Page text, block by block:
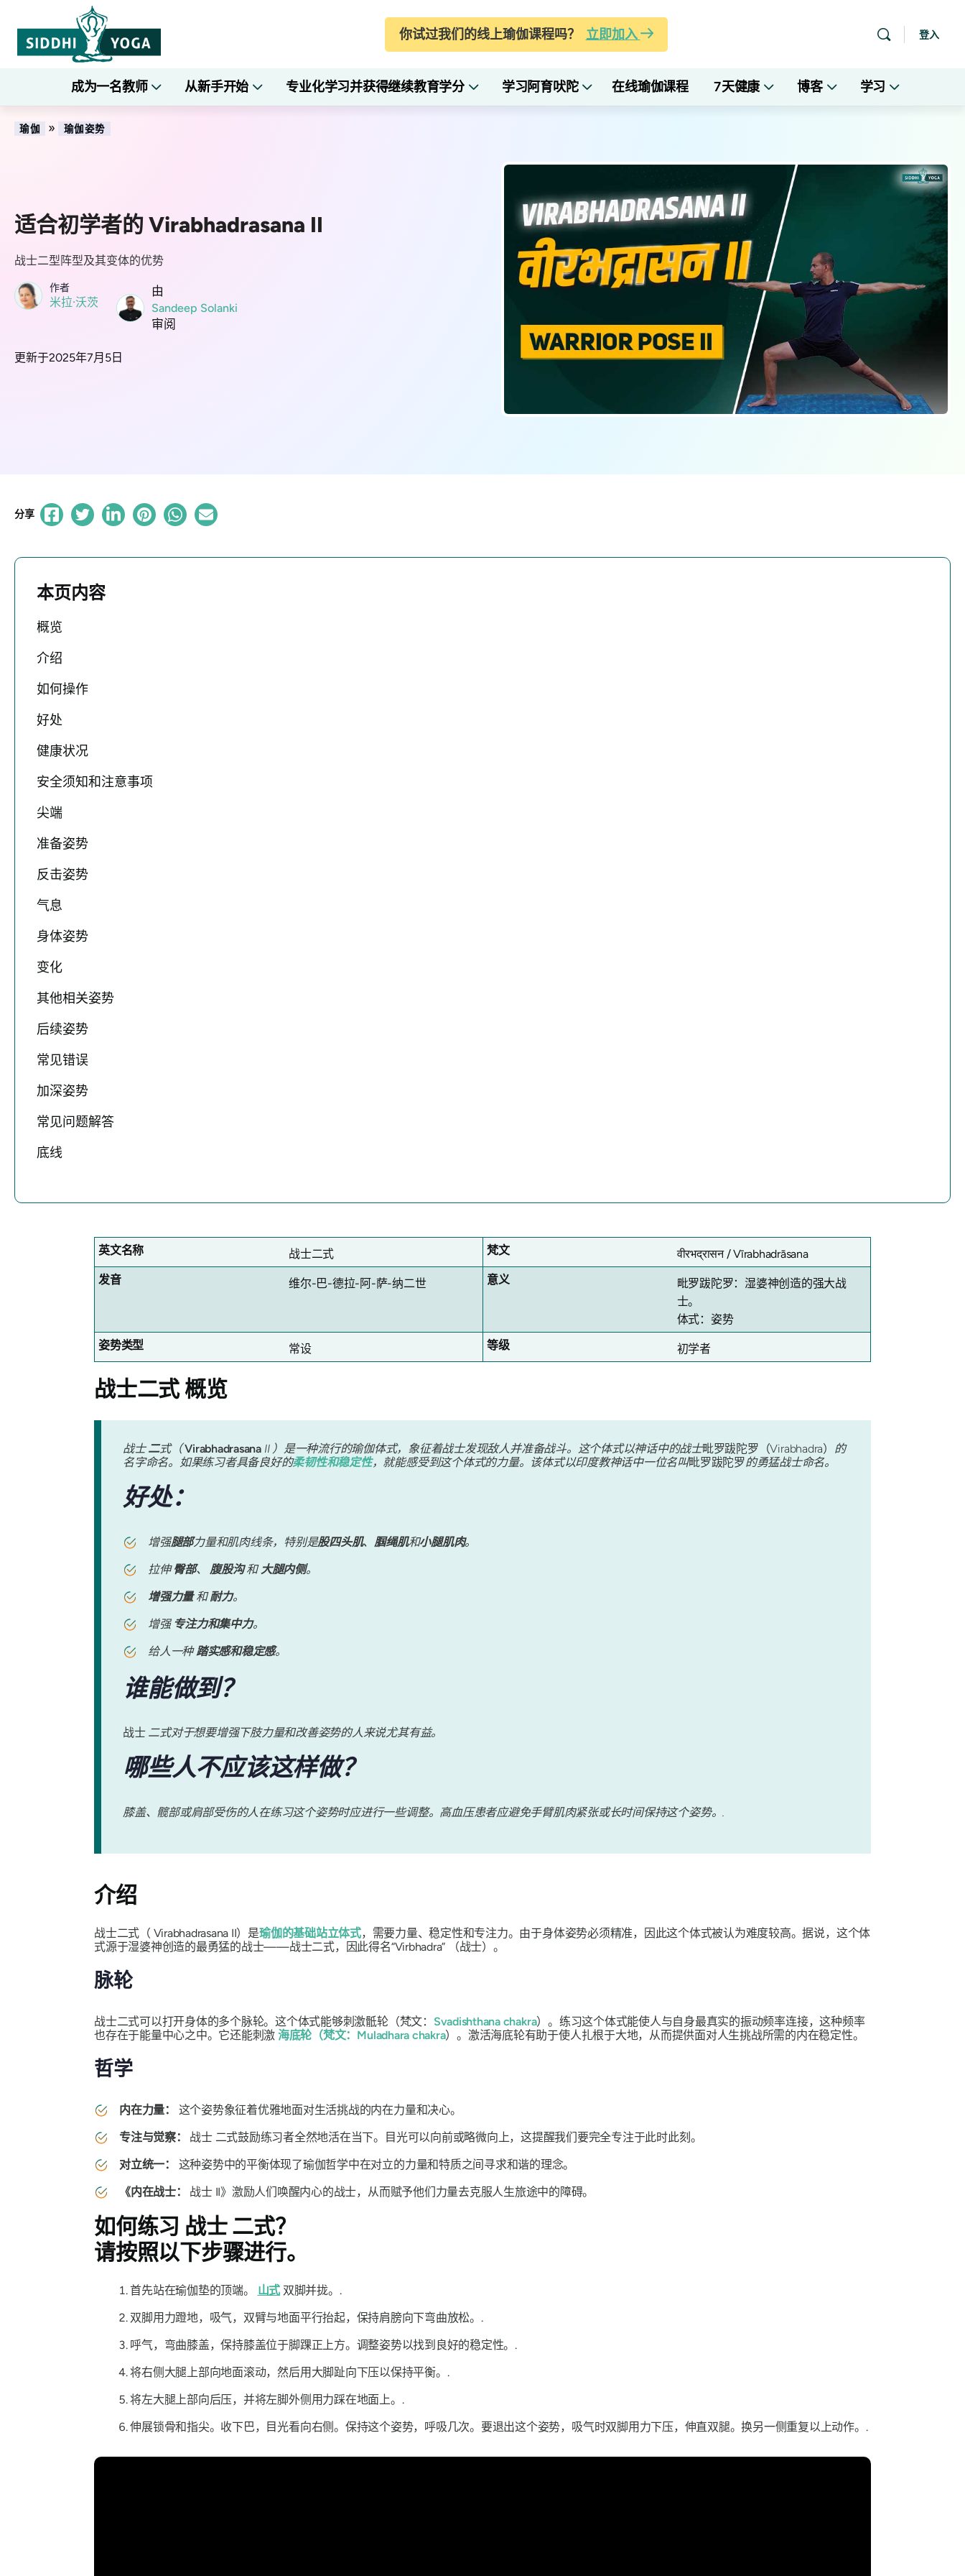
你试过我们的线上瑜伽课程吗？ 立即加入 登入
成为一名教师 从新手开始 专业化学习并获得继续教育学分 学习阿育吠陀 在线瑜伽课程 7天健康 博客 学习
瑜伽 » 瑜伽姿势
适合初学者的 Virabhadrasana II
战士二型阵型及其变体的优势
作者
米拉·沃茨
由
Sandeep Solanki
审阅
更新于2025年7月5日
分享
本页内容
概览
介绍
如何操作
好处
健康状况
安全须知和注意事项
尖端
准备姿势
反击姿势
气息
身体姿势
变化
其他相关姿势
后续姿势
常见错误
加深姿势
常见问题解答
底线
英文名称 战士二式 梵文 वीरभद्रासन /Vīrabhadrāsana
发音
维尔-巴-德拉-阿-萨-纳二世 意义
毗罗跋陀罗：湿婆神创造的强大战
士。
体式：姿势
姿势类型
常设 等级 初学者
战士二式概览
战士二式（VirabhadrasanaII ）是一种流行的瑜伽体式，象征着战士发现敌人并准备战斗。这个体式以神话中的战士毗罗跋陀罗（Virabhadra） 的
名字命名。如果练习者具备良好的柔韧性和稳定性，就能感受到这个体式的力量。该体式以印度教神话中一位名叫毗罗跋陀罗的勇猛战士命名。
好处：
增强腿部力量和肌肉线条，特别是股四头肌、腘绳肌和小腿肌肉。
拉伸臀部、腹股沟和大腿内侧。
增强力量和耐力。
增强 专注力和集中力。
给人一种踏实感和稳定感。
谁能做到？
战士二式对于想要增强下肢力量和改善姿势的人来说尤其有益。
哪些人不应该这样做？
膝盖、髋部或肩部受伤的人在练习这个姿势时应进行一些调整。高血压患者应避免手臂肌肉紧张或长时间保持这个姿势。.
介绍
战士二式（ Virabhadrasana II）是瑜伽的基础站立体式，需要力量、稳定性和专注力。由于身体姿势必须精准，因此这个体式被认为难度较高。据说，这个体
式源于湿婆神创造的最勇猛的战士——战士二式，因此得名“Virbhadra” （战士）。
脉轮
战士二式可以打开身体的多个脉轮。这个体式能够刺激骶轮（梵文： Svadishthana chakra）。练习这个体式能使人与自身最真实的振动频率连接，这种频率
也存在于能量中心之中。它还能刺激 海底轮（梵文：Muladhara chakra）。激活海底轮有助于使人扎根于大地，从而提供面对人生挑战所需的内在稳定性。
哲学
内在力量：
这个姿势象征着优雅地面对生活挑战的内在力量和决心。
专注与觉察：
战士二式鼓励练习者全然地活在当下。目光可以向前或略微向上，这提醒我们要完全专注于此时此刻。
对立统一：
这种姿势中的平衡体现了瑜伽哲学中在对立的力量和特质之间寻求和谐的理念。
《内在战士：
战士 II》激励人们唤醒内心的战士，从而赋予他们力量去克服人生旅途中的障碍。
如何练习 战士二式？
请按照以下步骤进行。
首先站在瑜伽垫的顶端。 山式 双脚并拢。.
双脚用力蹬地，吸气，双臂与地面平行抬起，保持肩膀向下弯曲放松。.
呼气，弯曲膝盖，保持膝盖位于脚踝正上方。调整姿势以找到良好的稳定性。.
将右侧大腿上部向地面滚动，然后用大脚趾向下压以保持平衡。.
将左大腿上部向后压，并将左脚外侧用力踩在地面上。.
伸展锁骨和指尖。收下巴，目光看向右侧。保持这个姿势，呼吸几次。要退出这个姿势，吸气时双脚用力下压，伸直双腿。换另一侧重复以上动作。.